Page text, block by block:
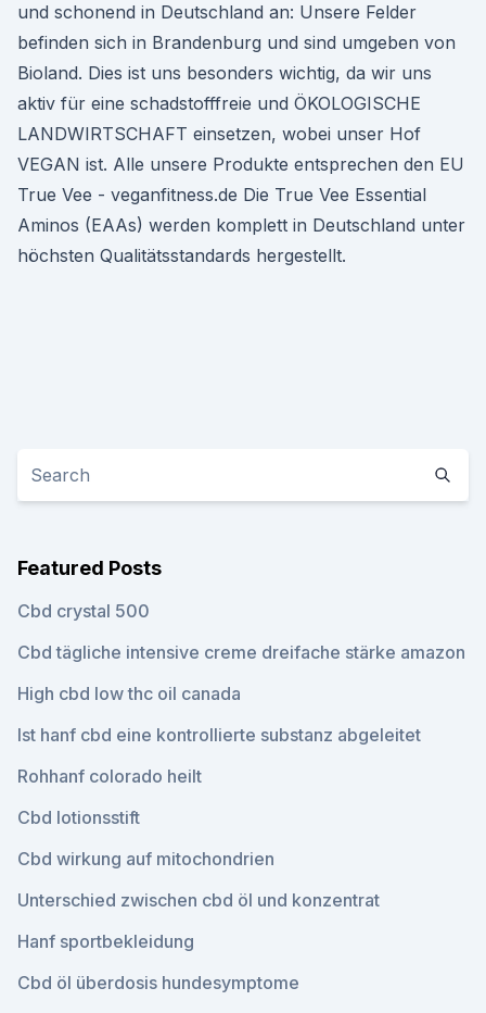
und schonend in Deutschland an: Unsere Felder
befinden sich in Brandenburg und sind umgeben von
Bioland. Dies ist uns besonders wichtig, da wir uns
aktiv für eine schadstofffreie und ÖKOLOGISCHE
LANDWIRTSCHAFT einsetzen, wobei unser Hof
VEGAN ist. Alle unsere Produkte entsprechen den EU
True Vee - veganfitness.de Die True Vee Essential
Aminos (EAAs) werden komplett in Deutschland unter
höchsten Qualitätsstandards hergestellt.
Featured Posts
Cbd crystal 500
Cbd tägliche intensive creme dreifache stärke amazon
High cbd low thc oil canada
Ist hanf cbd eine kontrollierte substanz abgeleitet
Rohhanf colorado heilt
Cbd lotionsstift
Cbd wirkung auf mitochondrien
Unterschied zwischen cbd öl und konzentrat
Hanf sportbekleidung
Cbd öl überdosis hundesymptome